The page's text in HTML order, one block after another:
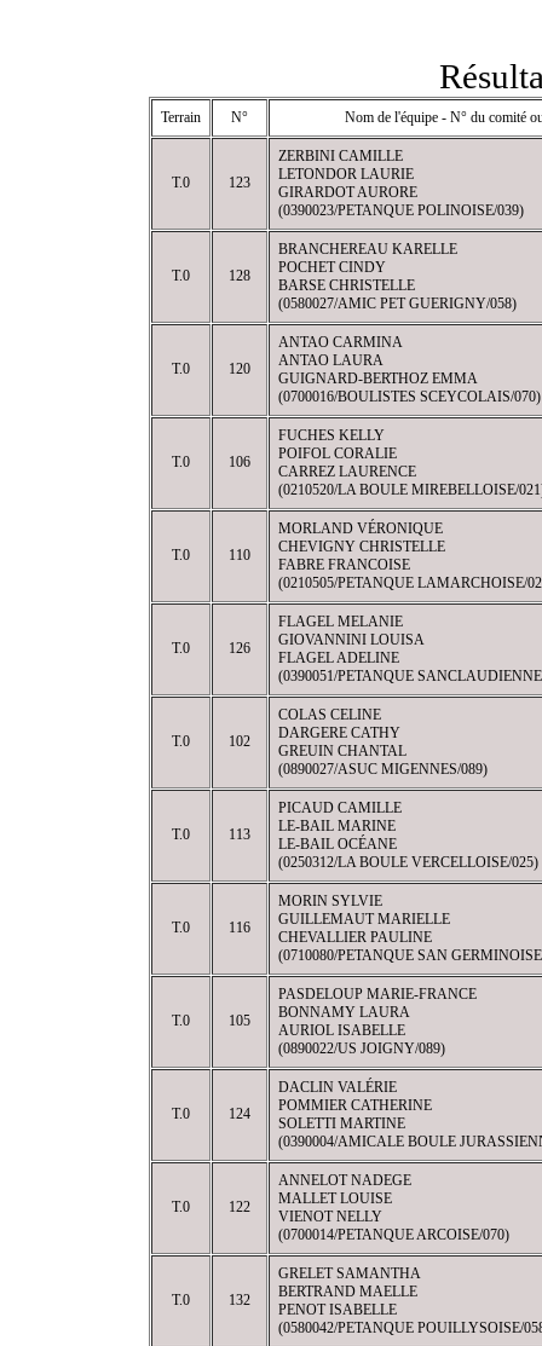
Terrain N° Nom de l'équipe - N° du comité
T.0 123
ZERBINI CAMILLE
LETONDOR LAURIE
GIRARDOT AURORE
(0390023/PETANQUE POLINOISE/039)
T.0 128
BRANCHEREAU KARELLE
POCHET CINDY
BARSE CHRISTELLE
(0580027/AMIC PET GUERIGNY/058)
T.0 120
ANTAO CARMINA
ANTAO LAURA
GUIGNARD-BERTHOZ EMMA
(0700016/BOULISTES SCEYCOLAIS/070)
T.0 106
FUCHES KELLY
POIFOL CORALIE
CARREZ LAURENCE
(0210520/LA BOULE MIREBELLOISE/
T.0 110
MORLAND VÉRONIQUE
CHEVIGNY CHRISTELLE
FABRE FRANCOISE
(0210505/PETANQUE LAMARCHOISE/
T.0 126
FLAGEL MELANIE
GIOVANNINI LOUISA
FLAGEL ADELINE
(0390051/PETANQUE
T.0 102
COLAS CELINE
DARGERE CATHY
GREUIN CHANTAL
(0890027/ASUC MIGENNES/089)
T.0 113
PICAUD CAMILLE
LE-BAIL MARINE
LE-BAIL OCÉANE
(0250312/LA BOULE VERCELLOISE/025)
T.0 116
MORIN SYLVIE
GUILLEMAUT MARIELLE
CHEVALLIER PAULINE
(0710080/PETANQUE SAN
T.0 105
PASDELOUP MARIE-FRANCE
BONNAMY LAURA
AURIOL ISABELLE
(0890022/US JOIGNY/089)
T.0 124
DACLIN VALÉRIE
POMMIER CATHERINE
SOLETTI MARTINE
(0390004/AMICALE BOULE
T.0 122
ANNELOT NADEGE
MALLET LOUISE
VIENOT NELLY
(0700014/PETANQUE ARCOISE/070)
T.0 132
GRELET SAMANTHA
BERTRAND MAELLE
PENOT ISABELLE
(0580042/PETANQUE POUILLYSOISE/